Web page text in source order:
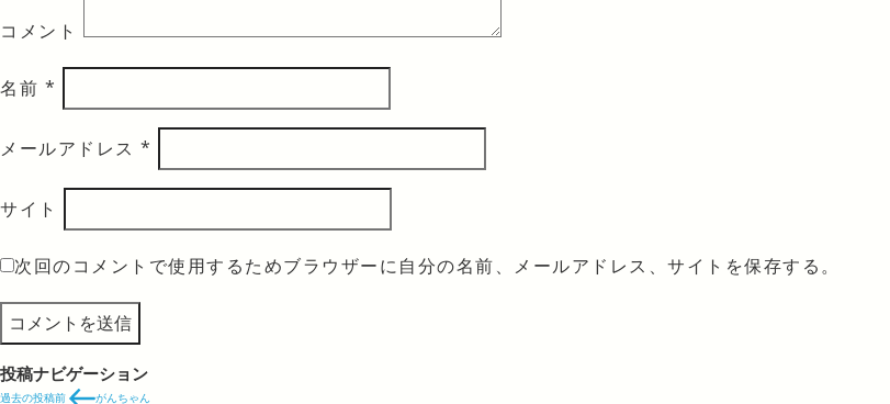
コメント
名前 *
メールアドレス *
サイト
次回のコメントで使用するためブラウザーに自分の名前、メールアドレス、サイトを保存する。
投稿ナビゲーション
過去の投稿前 がんちゃん